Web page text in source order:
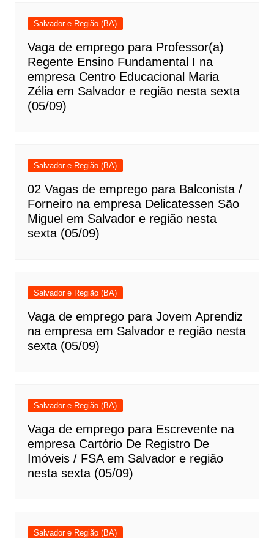
Salvador e Região (BA)
Vaga de emprego para Professor(a)
Regente Ensino Fundamental I na
empresa Centro Educacional Maria
Zélia em Salvador e região nesta sexta
(05/09)
Salvador e Região (BA)
02 Vagas de emprego para Balconista /
Forneiro na empresa Delicatessen São
Miguel em Salvador e região nesta
sexta (05/09)
Salvador e Região (BA)
Vaga de emprego para Jovem Aprendiz
na empresa em Salvador e região nesta
sexta (05/09)
Salvador e Região (BA)
Vaga de emprego para Escrevente na
empresa Cartório De Registro De
Imóveis / FSA em Salvador e região
nesta sexta (05/09)
Salvador e Região (BA)